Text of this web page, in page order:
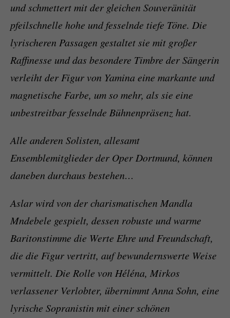
und schmettert mit der gleichen Souveränität
pfeilschnelle hohe und fesselnde tiefe Töne. Die
lyrischeren Passagen gestaltet sie mit großer
Raffinesse und das besondere Timbre der Sängerin
verleiht der Figur von Yamina eine markante und
magnetische Farbe, um so mehr, als sie eine
unbestreitbar fesselnde Bühnenpräsenz hat.
Alle anderen Solisten, allesamt
Ensemblemitglieder der Oper Dortmund, können
daneben durchaus bestehen…
Aslar wird von der charismatischen Mandla
Mndebele gespielt, dessen robuste und warme
Baritonstimme die Werte Ehre und Freundschaft,
die die Figur vertritt, auf bewundernswerte Weise
vermittelt. Die Rolle von Héléna, Mirkos
verlassener Verlobter, übernimmt Anna Sohn, eine
lyrische Sopranistin mit einer schönen